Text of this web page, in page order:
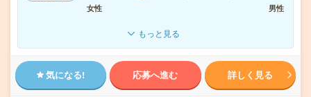
女性
男性
もっと見る
気になる! 応募へ進む 詳しく見る